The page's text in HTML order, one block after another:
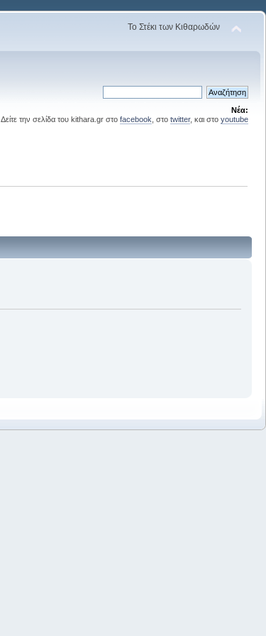
Το Στέκι των Κιθαρωδών
Νέα:
Δείτε την σελίδα του kithara.gr στο facebook , στο twitter, και στο youtube